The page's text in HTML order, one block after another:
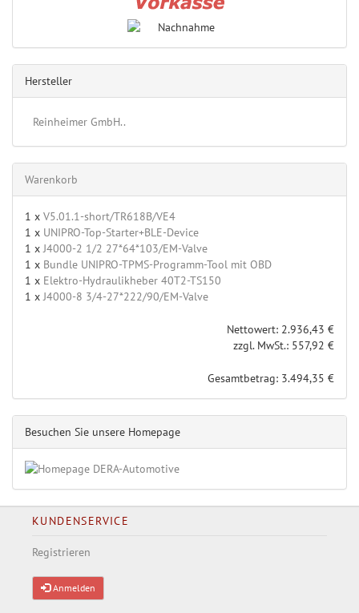
Hersteller
Reinheimer GmbH..
Warenkorb
1 x V5.01.1-short/TR618B/VE4
1 x UNIPRO-Top-Starter+BLE-Device
1 xJ4000-2 1/2 27*64*103/EM-Valve
1 x Bundle UNIPRO-TPMS-Programm-Tool mit OBD
1 x Elektro-Hydraulikheber 40T2-TS150
1 xJ4000-8 3/4-27*222/90/EM-Valve
Nettowert: 2.936,43 €
zzgl. MwSt.: 557,92 €
Gesamtbetrag: 3.494,35 €
Besuchen Sie unsere Homepage
KUNDENSERVICE
Registrieren
Anmelden